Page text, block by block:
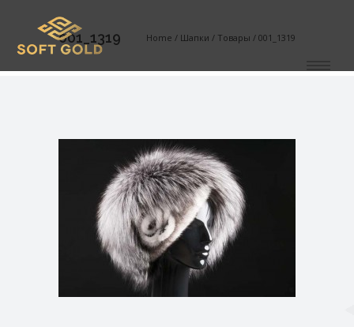
001_1319 Home / Шапки / Товары / 001_1319